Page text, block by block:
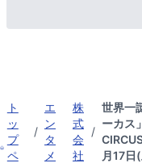
ト
ッ
プ
ペ
/
エ
ン
タ
メ
株
式
会
社
/
世界一
ーカス
月17日